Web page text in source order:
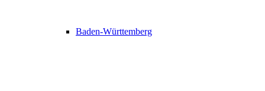
Baden-Württemberg